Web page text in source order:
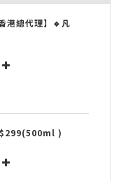
港總代理】🔹凡
)